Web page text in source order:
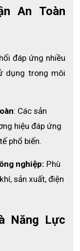
trơn trượt
50% ở nhiệt
An Toàn
đáp ứng nhiều
dụng trong môi
: Các sản
hiệu đáp ứng
phổ biến.
nghiệp: Phù
sản xuất, điện
Năng Lực